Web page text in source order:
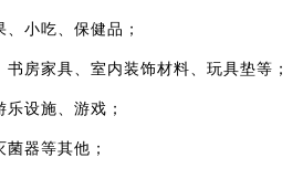
小吃、保健品；
房家具、室内装饰材料、玩具垫等；
设施、游戏；
器等其他；